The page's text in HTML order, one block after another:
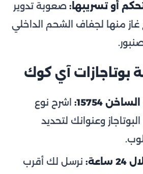
أو تسريبها: صعوبة تدوير
غاز منها لجفاف الشحم الداخلي
بوتاجازات آي كوك
15754:
اشرح نوع
وعنوانك لتحديد
نرسل لك أقرب